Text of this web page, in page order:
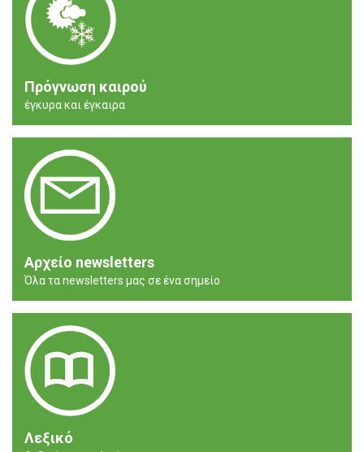
Πρόγνωση καιρού
έγκυρα και έγκαιρα
Αρχείο newsletters
Όλα τα newsletters μας σε ένα σημείο
Λεξικό